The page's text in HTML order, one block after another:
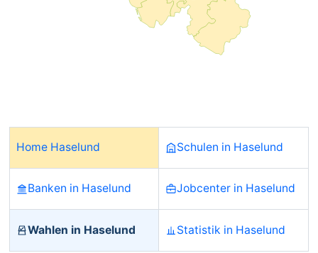
Home Haselund Schulen in Haselund
Banken in Haselund Jobcenter in Haselund
Wahlen in Haselund Statistik in Haselund